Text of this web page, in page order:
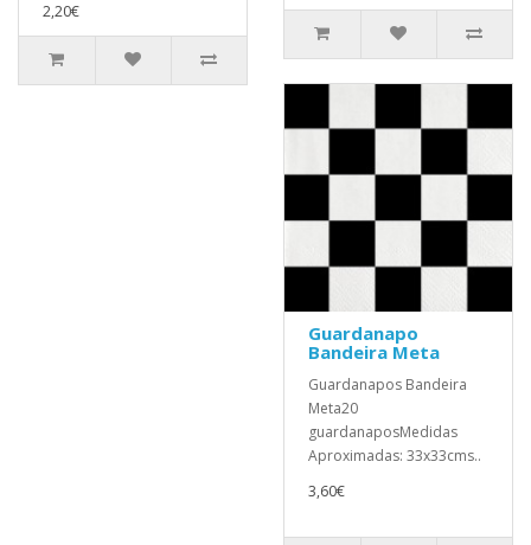
2,20€
Guardanapo
Bandeira Meta
Guardanapos Bandeira
Meta20
guardanaposMedidas
Aproximadas: 33x33cms..
3,60€